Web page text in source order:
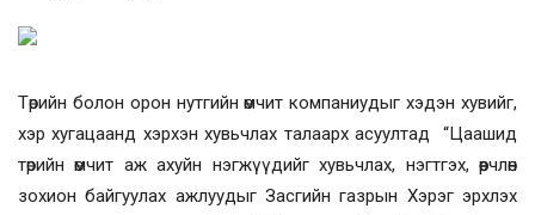
Төрийн болон орон нутгийн өмчиткомпаниудыг хэдэн хувийг,
хэр хугацаанд хэрхэн хувьчлах талаарх асуултад “Цаашид
төрийн өмчит аж ахуйн нэгжүүдийг хувьчлах, нэгтгэх, өөрчлөн
зохион байгуулах ажлуудыг Засгийн газрын Хэрэг эрхлэх